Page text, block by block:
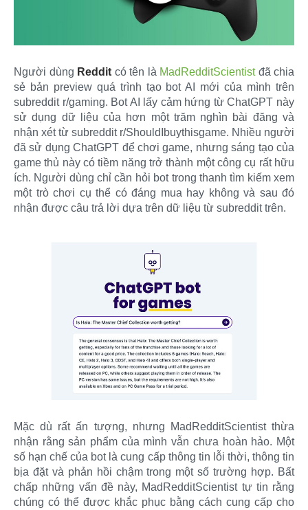
Người dùng Reddit có tên là MadRedditScientistđã chia
sẻ bản preview quá trình tạo bot AI mới của mình trên
subreddit r/gaming. Bot AI lấy cảm hứng từ ChatGPT này
sử dụng dữ liệu của hơn một trăm nghìn bài đăng và
nhận xét từ subreddit r/ShouldIbuythisgame. Nhiều người
đã sử dụng ChatGPT để chơi game, nhưng sáng tạo của
game thủ này có tiềm năng trở thành một công cụ rất hữu
ích. Người dùng chỉ cần hỏi bot trong thanh tìm kiếm xem
một trò chơi cụ thể có đáng mua hay không và sau đó
nhận được câu trả lời dựa trên dữ liệu từ subreddit trên.
Mặc dù rất ấn tượng, nhưng MadRedditScientist thừa
nhận rằng sản phẩm của mình vẫn chưa hoàn hảo. Một
số hạn chế của bot là cung cấp thông tin lỗi thời, thông tin
bịa đặt và phản hồi chậm trong một số trường hợp. Bất
chấp những vấn đề này, MadRedditScientist tự tin rằng
chúng có thể được khắc phục bằng cách cung cấp cho